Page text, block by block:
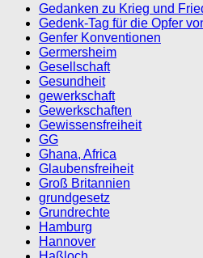
Gedanken zu Krieg und
Gedenk-Tag für die Opfer
Genfer Konventionen
Germersheim
Gesellschaft
Gesundheit
gewerkschaft
Gewerkschaften
Gewissensfreiheit
GG
Ghana, Africa
Glaubensfreiheit
Groß Britannien
grundgesetz
Grundrechte
Hamburg
Hannover